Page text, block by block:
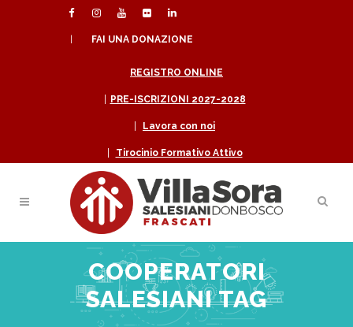
FAI UNA DONAZIONE
REGISTRO ONLINE
PRE-ISCRIZIONI 2027-2028
Lavora con noi
Tirocinio Formativo Attivo
COOPERATORI
SALESIANI TAG